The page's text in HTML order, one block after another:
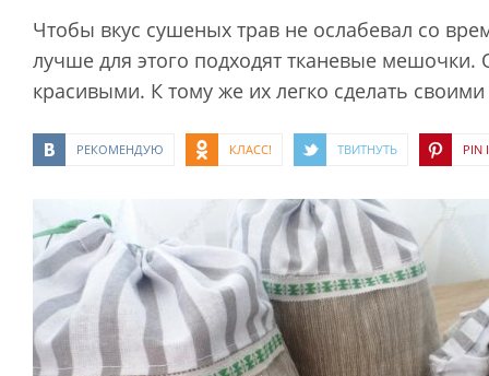
Чтобы вкус сушеных трав не ослабевал со
лучше для этого подходят тканевые
красивыми. К тому же их легко сделать
РЕКОМЕНДУЮ КЛАСС! ТВИТНУТЬ PIN